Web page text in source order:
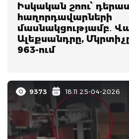
Իսկական շոու՝
հաղորդավարների
մասնակցությամբ․
Ալեքսանդրը,
963-ում
9373 18:11 25-04-2026